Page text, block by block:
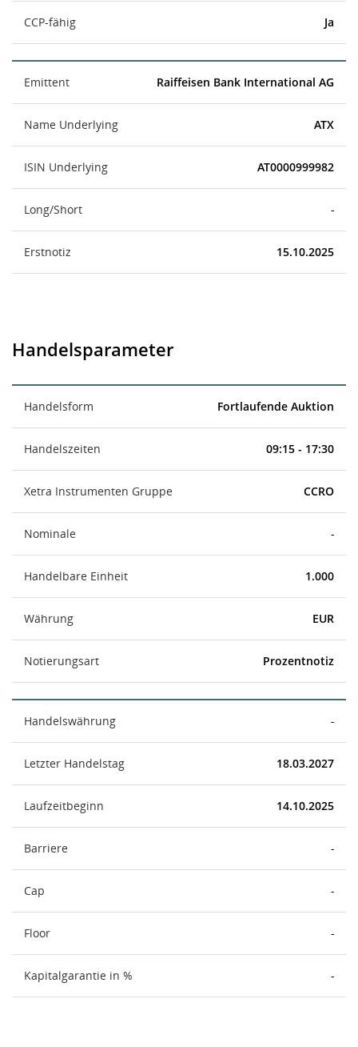
CCP-fähig Ja
Emittent Raiffeisen Bank International AG
Name Underlying ATX
ISIN Underlying AT0000999982
Long/Short -
Erstnotiz 15.10.2025
Handelsparameter
Handelsform Fortlaufende Auktion
Handelszeiten 09:15 - 17:30
Xetra Instrumenten Gruppe CCRO
Nominale -
Handelbare Einheit 1.000
Währung EUR
Notierungsart Prozentnotiz
Handelswährung -
Letzter Handelstag 18.03.2027
Laufzeitbeginn 14.10.2025
Barriere -
Cap -
Floor -
Kapitalgarantie in % -